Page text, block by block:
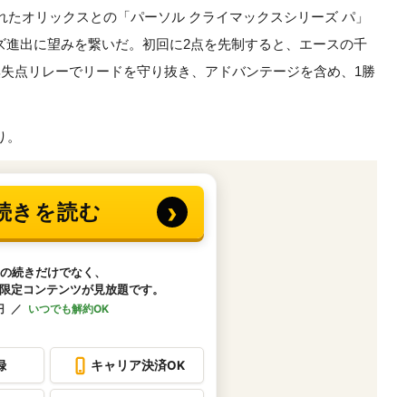
オリックスとの「パーソル クライマックスシリーズ パ」
出に望みを繋いだ。初回に2点を先制すると、エースの千
点リレーでリードを守り抜き、アドバンテージを含め、1勝